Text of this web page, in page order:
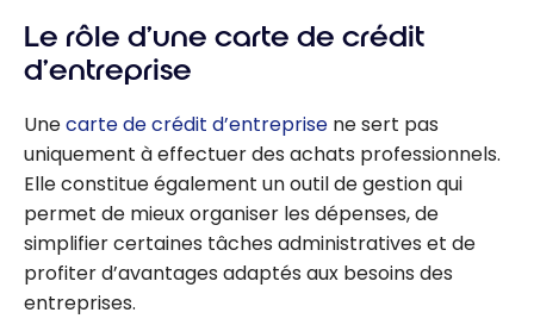
Le rôle d’une carte de crédit
d’entreprise
Unecarte de crédit d’entreprise ne sert pas
uniquement à effectuer des achats professionnels.
Elle constitue également un outil de gestion qui
permet de mieux organiser les dépenses, de
simplifier certaines tâches administratives et de
profiter d’avantages adaptés aux besoins des
entreprises.